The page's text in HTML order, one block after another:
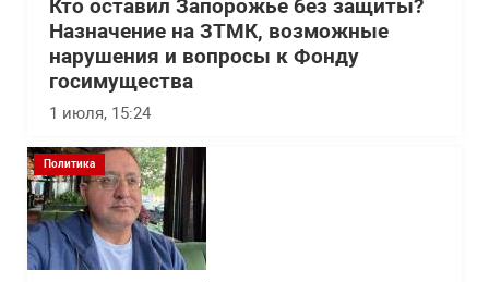
Кто оставил Запорожье без защиты?
Назначение на ЗТМК, возможные
нарушения и вопросы к Фонду
госимущества
1 июля, 15:24
Политика